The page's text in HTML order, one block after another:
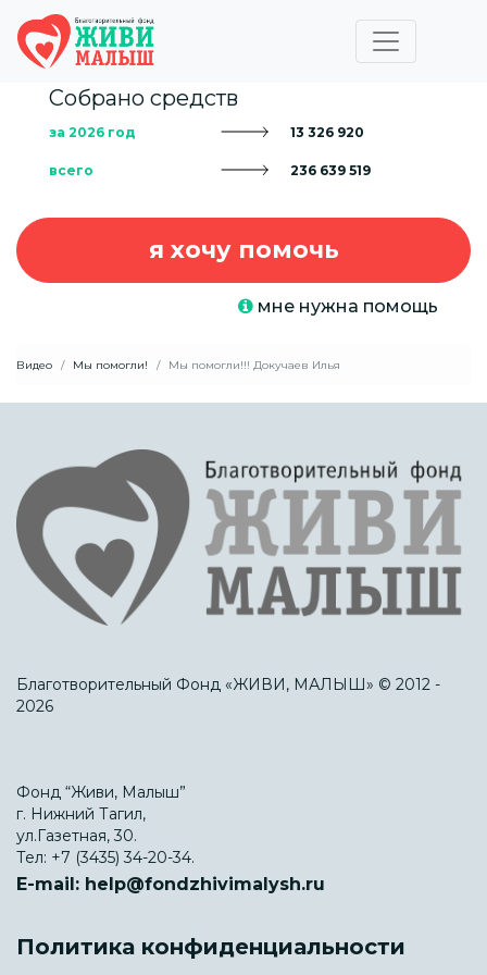
Собрано средств
за 2026 год 13 326 920
всего 236 639 519
я хочу помочь
мне нужна помощь
Видео Мы помогли! Мы помогли!!! Докучаев Илья
Благотворительный Фонд «ЖИВИ, МАЛЫШ» © 2012 -
2026
Фонд “Живи, Малыш”
г. Нижний Тагил,
ул.Газетная, 30.
Тел: +7 (3435) 34-20-34.
E-mail: help@fondzhivimalysh.ru
Политика конфиденциальности